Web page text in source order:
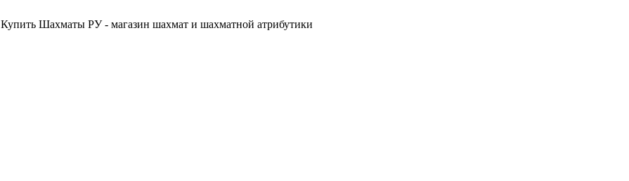
Купить Шахматы РУ - магазин шахмат и шахматной атрибутики